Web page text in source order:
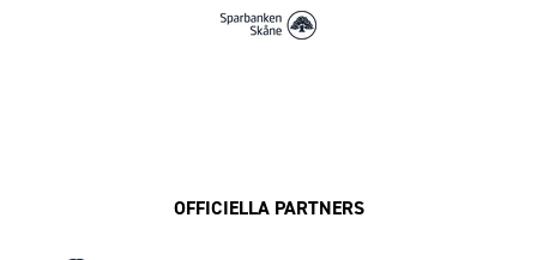
OFFICIELLA PARTNERS